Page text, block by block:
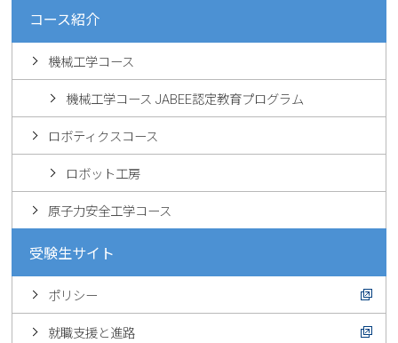
コース紹介
機械工学コース
機械工学コース JABEE認定教育プログラム
ロボティクスコース
ロボット工房
原子力安全工学コース
受験生サイト
ポリシー
就職支援と進路